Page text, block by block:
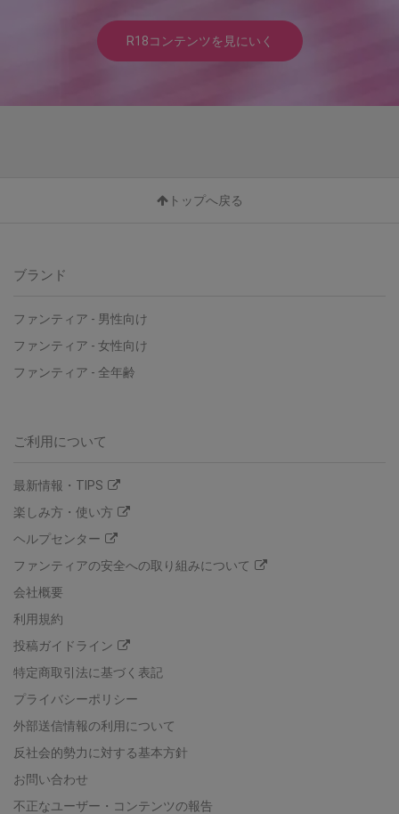
R18コンテンツを見にいく
トップへ戻る
ブランド
ファンティア - 男性向け
ファンティア - 女性向け
ファンティア - 全年齢
ご利用について
最新情報・TIPS
楽しみ方・使い方
ヘルプセンター
ファンティアの安全への取り組みについて
会社概要
利用規約
投稿ガイドライン
特定商取引法に基づく表記
プライバシーポリシー
外部送信情報の利用について
反社会的勢力に対する基本方針
お問い合わせ
不正なユーザー・コンテンツの報告